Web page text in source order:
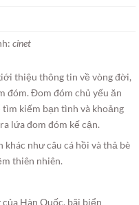
cinet
thiệu thông tin về vòng đời,
đóm. Đom đóm chủ yếu ăn
tìm kiếm bạn tình và khoảng
lứa đom đóm kế cận.
khác như câu cá hồi và thả bè
thiên nhiên.
Hàn Quốc, bãi biển